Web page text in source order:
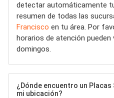
detectar automáticamente
resumen de todas las
Francisco en tu área. Por
horarios de atención
domingos.
¿Dónde encuentro un
mi ubicación?